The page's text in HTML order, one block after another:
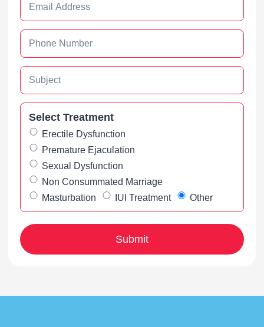
Select Treatment
Erectile Dysfunction
Premature Ejaculation
Sexual Dysfunction
Non Consummated Marriage
Masturbation
IUI Treatment Other